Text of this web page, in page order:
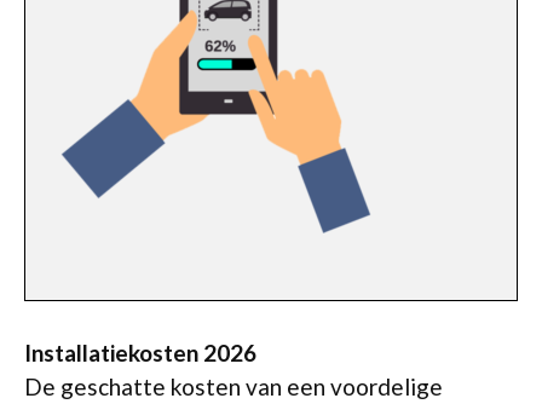
Installatiekosten 2026
De geschatte kosten van een voordelige